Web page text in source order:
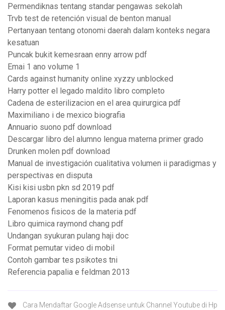
Permendiknas tentang standar pengawas sekolah
Trvb test de retención visual de benton manual
Pertanyaan tentang otonomi daerah dalam konteks negara
kesatuan
Puncak bukit kemesraan enny arrow pdf
Emai 1 ano volume 1
Cards against humanity online xyzzy unblocked
Harry potter el legado maldito libro completo
Cadena de esterilizacion en el area quirurgica pdf
Maximiliano i de mexico biografia
Annuario suono pdf download
Descargar libro del alumno lengua materna primer grado
Drunken molen pdf download
Manual de investigación cualitativa volumen ii paradigmas y
perspectivas en disputa
Kisi kisi usbn pkn sd 2019 pdf
Laporan kasus meningitis pada anak pdf
Fenomenos fisicos de la materia pdf
Libro quimica raymond chang pdf
Undangan syukuran pulang haji doc
Format pemutar video di mobil
Contoh gambar tes psikotes tni
Referencia papalia e feldman 2013
Cara Mendaftar Google Adsense untuk Channel Youtube di Hp